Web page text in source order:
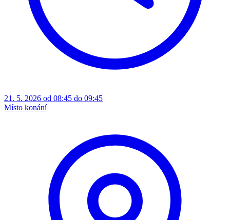
21. 5. 2026 od 08:45 do 09:45
Místo konání